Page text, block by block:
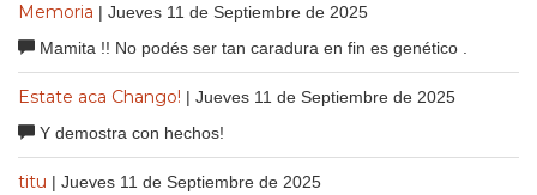
Memoria | Jueves 11 de Septiembre de 2025
Mamita !! No podés ser tan caradura en fin es genético .
Estate aca Chango! | Jueves 11 de Septiembre de 2025
Y demostra con hechos!
titu | Jueves 11 de Septiembre de 2025